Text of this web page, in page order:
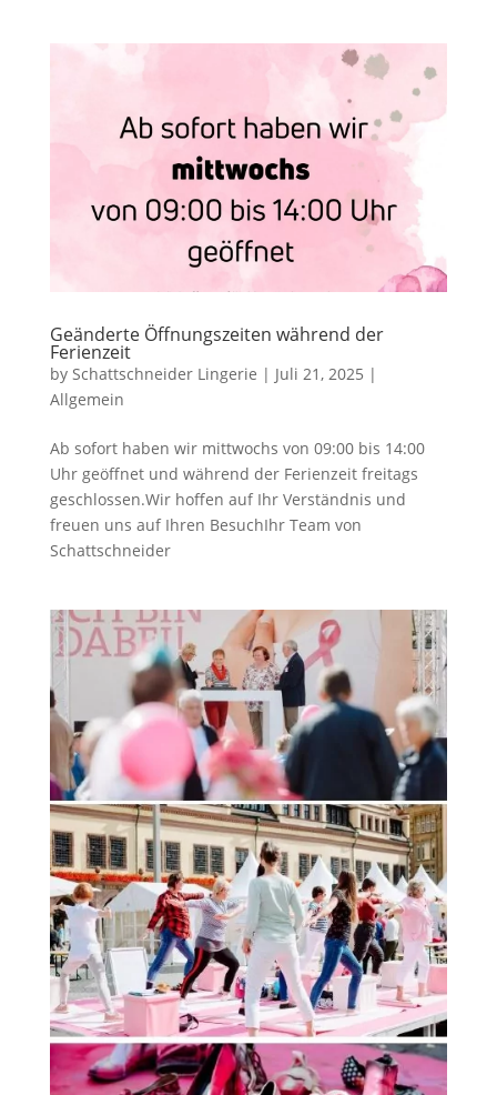
Geänderte Öffnungszeiten während der
Ferienzeit
by Schattschneider Lingerie | Juli 21, 2025 |
Allgemein
Ab sofort haben wir mittwochs von 09:00 bis 14:00
Uhr geöffnet und während der Ferienzeit freitags
geschlossen.Wir hoffen auf Ihr Verständnis und
freuen uns auf Ihren BesuchIhr Team von
Schattschneider